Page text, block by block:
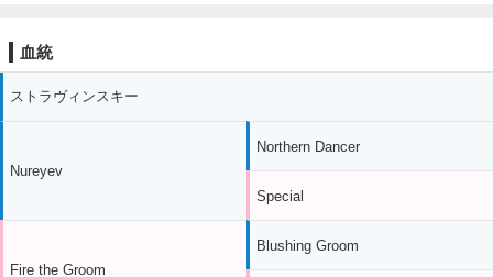
血統
ストラヴィンスキー
Nureyev
Fire the Groom
Northern Dancer
Special
Blushing Groom